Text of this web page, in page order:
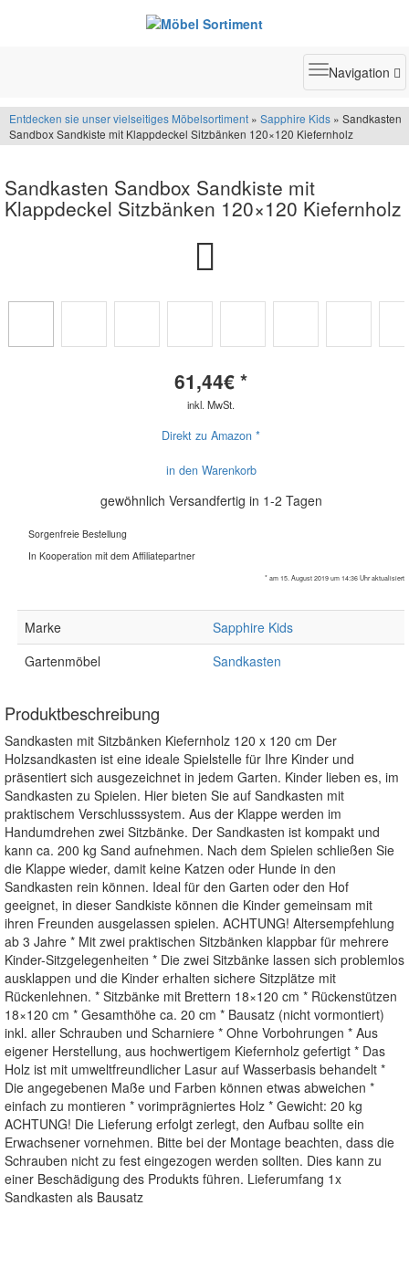
Toggle
Navigation
Entdecken sie unser vielseitiges Möbelsortiment » Sapphire Kids » Sandkasten
Sandbox Sandkiste mit Klappdeckel Sitzbänken 120×120 Kiefernholz
Sandkasten Sandbox Sandkiste mit
Klappdeckel Sitzbänken 120×120 Kiefernholz
61,44€ *
inkl. MwSt.
Direkt zu Amazon *
in den Warenkorb
gewöhnlich Versandfertig in 1-2 Tagen
Sorgenfreie Bestellung
In Kooperation mit dem Affiliatepartner
* am 15. August 2019 um 14:36 Uhr aktualisiert
Marke
Sapphire Kids
Gartenmöbel
Sandkasten
Produktbeschreibung
Sandkasten mit Sitzbänken Kiefernholz 120 x 120 cm Der
Holzsandkasten ist eine ideale Spielstelle für Ihre Kinder und
präsentiert sich ausgezeichnet in jedem Garten. Kinder lieben es, im
Sandkasten zu Spielen. Hier bieten Sie auf Sandkasten mit
praktischem Verschlusssystem. Aus der Klappe werden im
Handumdrehen zwei Sitzbänke. Der Sandkasten ist kompakt und
kann ca. 200 kg Sand aufnehmen. Nach dem Spielen schließen Sie
die Klappe wieder, damit keine Katzen oder Hunde in den
Sandkasten rein können. Ideal für den Garten oder den Hof
geeignet, in dieser Sandkiste können die Kinder gemeinsam mit
ihren Freunden ausgelassen spielen. ACHTUNG! Altersempfehlung
ab 3 Jahre * Mit zwei praktischen Sitzbänken klappbar für mehrere
Kinder-Sitzgelegenheiten * Die zwei Sitzbänke lassen sich problemlos
ausklappen und die Kinder erhalten sichere Sitzplätze mit
Rückenlehnen. * Sitzbänke mit Brettern 18×120 cm * Rückenstützen
18×120 cm * Gesamthöhe ca. 20 cm * Bausatz (nicht vormontiert)
inkl. aller Schrauben und Scharniere * Ohne Vorbohrungen * Aus
eigener Herstellung, aus hochwertigem Kiefernholz gefertigt * Das
Holz ist mit umweltfreundlicher Lasur auf Wasserbasis behandelt *
Die angegebenen Maße und Farben können etwas abweichen *
einfach zu montieren * vorimprägniertes Holz * Gewicht: 20 kg
ACHTUNG! Die Lieferung erfolgt zerlegt, den Aufbau sollte ein
Erwachsener vornehmen. Bitte bei der Montage beachten, dass die
Schrauben nicht zu fest eingezogen werden sollten. Dies kann zu
einer Beschädigung des Produkts führen. Lieferumfang 1x
Sandkasten als Bausatz